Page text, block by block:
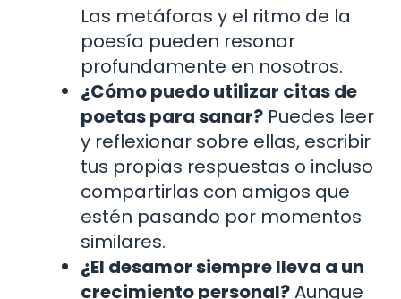
Las metáforas y el ritmo de la
poesía pueden resonar
profundamente en nosotros.
¿Cómo puedo utilizar citas de
poetas para sanar? Puedes leer
y reflexionar sobre ellas, escribir
tus propias respuestas o incluso
compartirlas con amigos que
estén pasando por momentos
similares.
¿El desamor siempre lleva a un
crecimiento personal?Aunque